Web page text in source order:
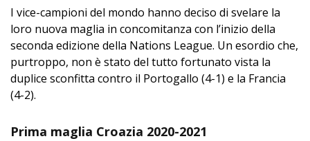
I vice-campioni del mondo hanno deciso di svelare la
loro nuova maglia in concomitanza con l’inizio della
seconda edizione della Nations League. Un esordio che,
purtroppo, non è stato del tutto fortunato vista la
duplice sconfitta contro il Portogallo (4-1) e la Francia
(4-2).
Prima maglia Croazia 2020-2021